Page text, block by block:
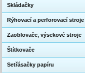
Skládačky
Rýhovací a perforovací stroje
Zaoblovače, výsekové stroje
Štítkovače
Setřásačky papíru